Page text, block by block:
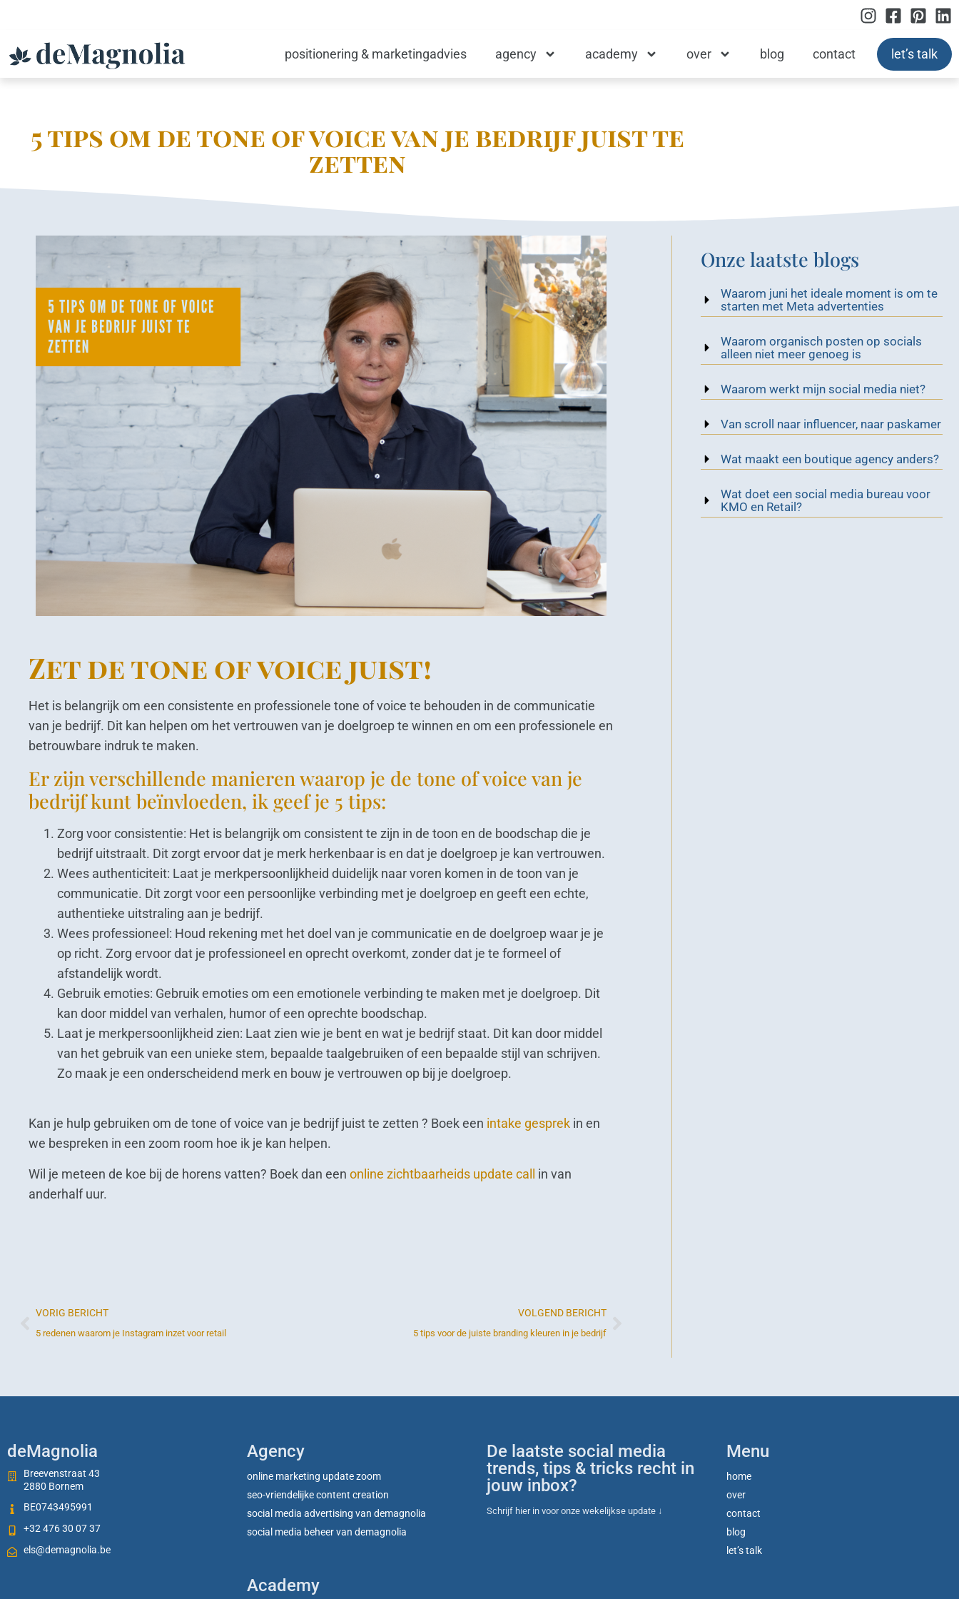
positionering & marketingadvies agency academy over blog contact let’s talk
5 tips om de tone of voice van je bedrijf juist te
zetten
Zet de tone of voice juist!
Het is belangrijk om een consistente en professionele tone of voice te behouden in de communicatie
van je bedrijf. Dit kan helpen om het vertrouwen van je doelgroep te winnen en om een professionele en
betrouwbare indruk te maken.
Er zijn verschillende manieren waarop je de tone of voice van je
bedrijf kunt beïnvloeden, ik geef je 5 tips:
Zorg voor consistentie: Het is belangrijk om consistent te zijn in de toon en de boodschap die je
bedrijf uitstraalt. Dit zorgt ervoor dat je merk herkenbaar is en dat je doelgroep je kan vertrouwen.
Wees authenticiteit: Laat je merkpersoonlijkheid duidelijk naar voren komen in de toon van je
communicatie. Dit zorgt voor een persoonlijke verbinding met je doelgroep en geeft een echte,
authentieke uitstraling aan je bedrijf.
Wees professioneel: Houd rekening met het doel van je communicatie en de doelgroep waar je je
op richt. Zorg ervoor dat je professioneel en oprecht overkomt, zonder dat je te formeel of
afstandelijk wordt.
Gebruik emoties: Gebruik emoties om een emotionele verbinding te maken met je doelgroep. Dit
kan door middel van verhalen, humor of een oprechte boodschap.
Laat je merkpersoonlijkheid zien: Laat zien wie je bent en wat je bedrijf staat. Dit kan door middel
van het gebruik van een unieke stem, bepaalde taalgebruiken of een bepaalde stijl van schrijven.
Zo maak je een onderscheidend merk en bouw je vertrouwen op bij je doelgroep.
Kan je hulp gebruiken om de tone of voice van je bedrijf juist te zetten ? Boek een intake gesprek in en
we bespreken in een zoom room hoe ik je kan helpen.
Wil je meteen de koe bij de horens vatten? Boek dan een online zichtbaarheids update call in van
anderhalf uur.
VORIG BERICHT
5 redenen waarom je Instagram inzet voor retail
VOLGEND BERICHT
5 tips voor de juiste branding kleuren in je bedrijf
Onze laatste blogs
Waarom juni het ideale moment is om te
starten met Meta advertenties
Waarom organisch posten op socials
alleen niet meer genoeg is
Waarom werkt mijn social media niet?
Van scroll naar influencer, naar paskamer
Wat maakt een boutique agency anders?
Wat doet een social media bureau voor
KMO en Retail?
deMagnolia
Breevenstraat 43
2880 Bornem
BE0743495991
+32 476 30 07 37
els@demagnolia.be
Agency
online marketing update zoom
seo-vriendelijke content creation
social media advertising van demagnolia
social media beheer van demagnolia
Academy
De laatste social media
trends, tips & tricks recht in
jouw inbox?
Schrijf hier in voor onze wekelijkse update ↓
Menu
home
over
contact
blog
let’s talk